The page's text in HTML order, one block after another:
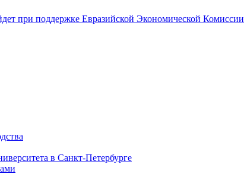
при поддержке Евразийской Экономической Комиссии
в Санкт-Петербурге